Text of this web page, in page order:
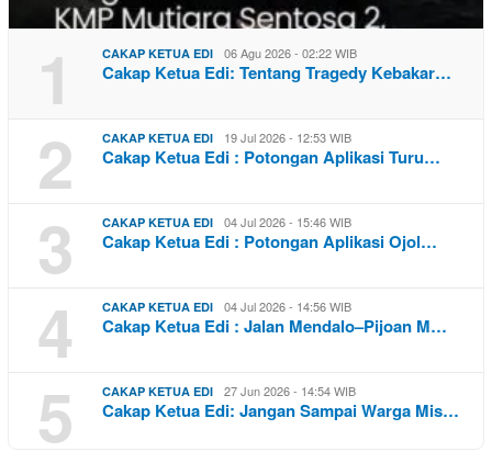
1 CAKAP KETUA EDI 06 Agu 2026 - 02:22 WIB
Cakap Ketua Edi: Tentang Tragedy Kebakar…
2 CAKAP KETUA EDI 19 Jul 2026 - 12:53 WIB
Cakap Ketua Edi : Potongan Aplikasi Turu…
3 CAKAP KETUA EDI 04 Jul 2026 - 15:46 WIB
Cakap Ketua Edi : Potongan Aplikasi Ojol…
4 CAKAP KETUA EDI 04 Jul 2026 - 14:56 WIB
Cakap Ketua Edi : Jalan Mendalo–Pijoan M…
5 CAKAP KETUA EDI 27 Jun 2026 - 14:54 WIB
Cakap Ketua Edi: Jangan Sampai Warga Mis…